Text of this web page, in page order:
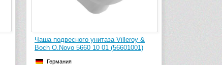
Чаша подвесного унитаза Villeroy &
Boch O.Novo 5660 10 01 (56601001)
Германия